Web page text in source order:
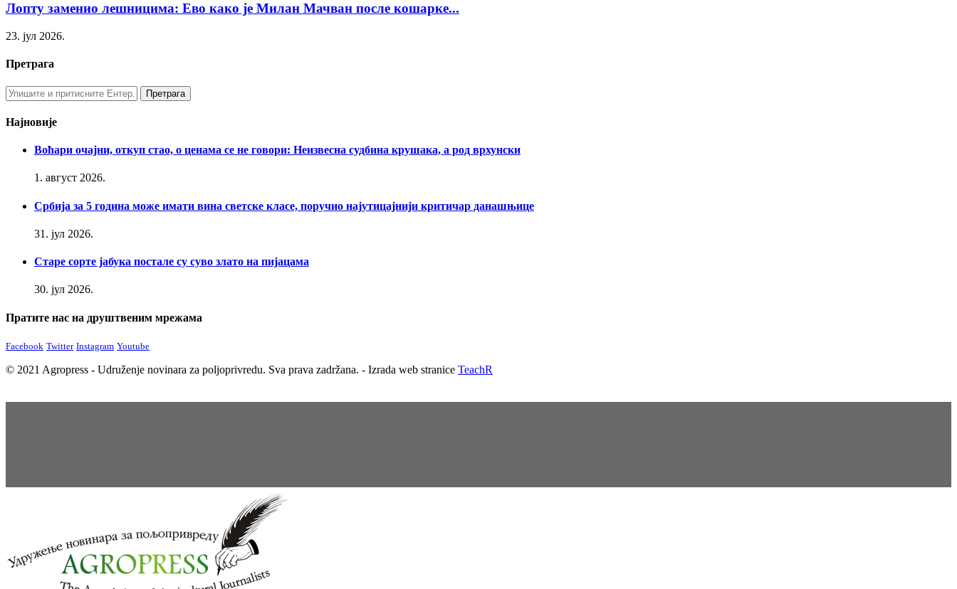
Лопту заменио лешницима: Ево како је Милан Мачван после кошарке...
23. јул 2026.
Претрага
Најновије
Воћари очајни, откуп стао, о ценама се не говори: Неизвесна судбина крушака, а род врхунски
1. август 2026.
Србија за 5 година може имати вина светске класе, поручио најутицајнији критичар данашњице
31. јул 2026.
Старе сорте јабука постале су суво злато на пијацама
30. јул 2026.
Пратите нас на друштвеним мрежама
Facebook Twitter Instagram Youtube
© 2021 Agropress - Udruženje novinara za poljoprivredu. Sva prava zadržana. - Izrada web stranice TeachR